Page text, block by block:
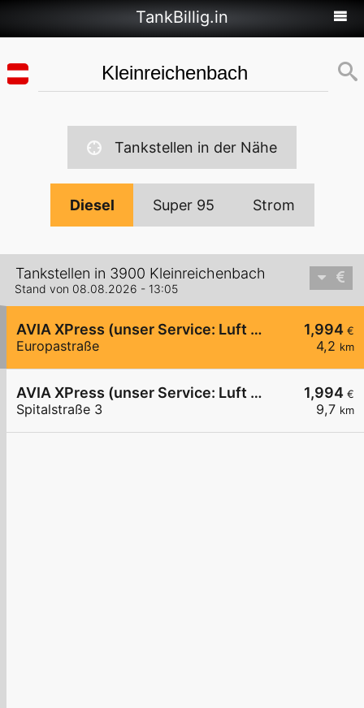
TankBillig.in
Tankstellen in der Nähe
Diesel Super 95 Strom
Tankstellen in 3900 Kleinreichenbach
Stand von 08.08.2026 - 13:05
1,994 €
4,2 km
AVIA XPress (unser Service: Luft und Wasser)
Europastraße
1,994 €
9,7 km
AVIA XPress (unser Service: Luft und Wasser)
Spitalstraße 3